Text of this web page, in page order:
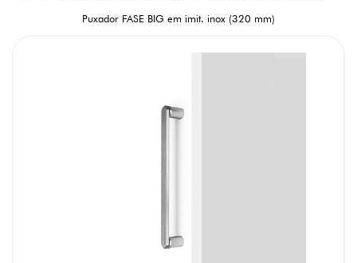
Puxador FASE BIG em imit. inox (320 mm)